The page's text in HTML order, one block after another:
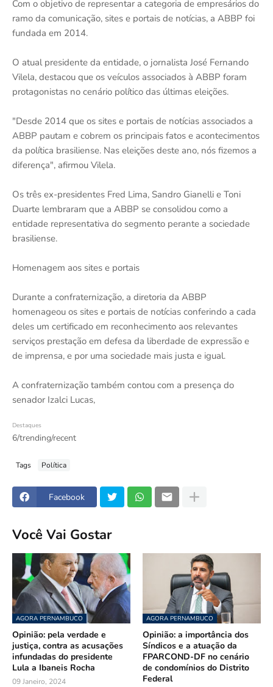
Com o objetivo de representar a categoria de empresários do
ramo da comunicação, sites e portais de notícias, a ABBP foi
fundada em 2014.
O atual presidente da entidade, o jornalista José Fernando
Vilela, destacou que os veículos associados à ABBP foram
protagonistas no cenário político das últimas eleições.
"Desde 2014 que os sites e portais de notícias associados a
ABBP pautam e cobrem os principais fatos e acontecimentos
da política brasiliense. Nas eleições deste ano, nós fizemos a
diferença", afirmou Vilela.
Os três ex-presidentes Fred Lima, Sandro Gianelli e Toni
Duarte lembraram que a ABBP se consolidou como a
entidade representativa do segmento perante a sociedade
brasiliense.
Homenagem aos sites e portais
Durante a confraternização, a diretoria da ABBP
homenageou os sites e portais de notícias conferindo a cada
deles um certificado em reconhecimento aos relevantes
serviços prestação em defesa da liberdade de expressão e
de imprensa, e por uma sociedade mais justa e igual.
A confraternização também contou com a presença do
senador Izalci Lucas,
Destaques
6/trending/recent
Tags Política
Facebook
Você Vai Gostar
AGORA PERNAMBUCO
Opinião: pela verdade e
justiça, contra as acusações
infundadas do presidente
Lula a Ibaneis Rocha
09 Janeiro, 2024
AGORA PERNAMBUCO
Opinião: a importância dos
Síndicos e a atuação da
FPARCOND-DF no cenário
de condomínios do Distrito
Federal